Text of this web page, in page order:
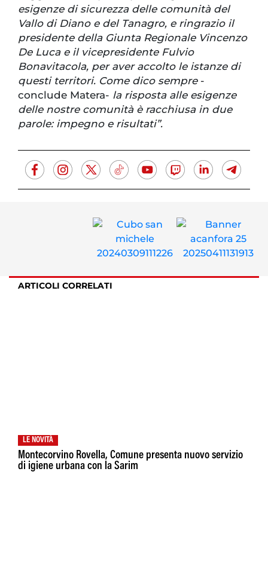
esigenze di sicurezza delle comunità del
Vallo di Diano e del Tanagro, e ringrazio il
presidente della Giunta Regionale Vincenzo
De Luca e il vicepresidente Fulvio
Bonavitacola, per aver accolto le istanze di
questi territori. Come dico sempre-
conclude Matera- la risposta alle esigenze
delle nostre comunità è racchiusa in due
parole: impegno e risultati”.
ARTICOLI CORRELATI
LE NOVITÀ
Montecorvino Rovella, Comune presenta nuovo servizio
di igiene urbana con la Sarim